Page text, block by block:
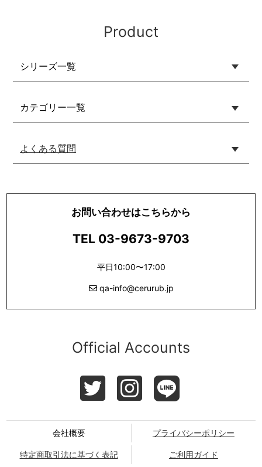
Product
シリーズ一覧
カテゴリー一覧
よくある質問
お問い合わせはこちらから
TEL 03-9673-9703
平日10:00〜17:00
qa-info@cerurub.jp
Official Accounts
会社概要 プライバシーポリシー
特定商取引法に基づく表記 ご利用ガイド